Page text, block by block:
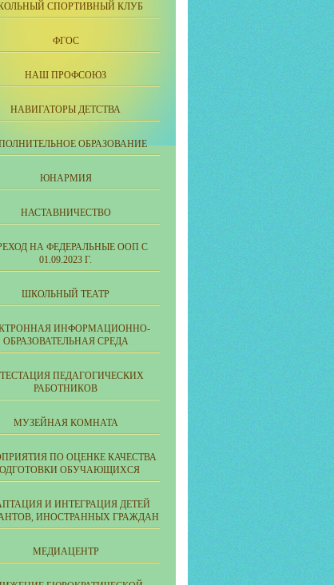
СПОРТИВНЫЙ КЛУБ
ФГОС
НАШ ПРОФСОЮЗ
НАВИГАТОРЫ ДЕТСТВА
ОБРАЗОВАНИЕ
ЮНАРМИЯ
НАСТАВНИЧЕСТВО
НА ФЕДЕРАЛЬНЫЕ ООП С
01.09.2023 Г.
ШКОЛЬНЫЙ ТЕАТР
ИНФОРМАЦИОННО-
ОБРАЗОВАТЕЛЬНАЯ СРЕДА
ПЕДАГОГИЧЕСКИХ
РАБОТНИКОВ
МУЗЕЙНАЯ КОМНАТА
ПО ОЦЕНКЕ КАЧЕСТВА
ОБУЧАЮЩИХСЯ
И ИНТЕГРАЦИЯ ДЕТЕЙ
ИНОСТРАННЫХ ГРАЖДАН
МЕДИАЦЕНТР